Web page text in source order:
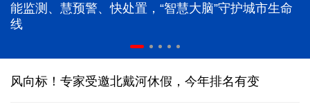
能监测、慧预警、快处置，“智慧大脑”守护城市生命
线
风向标！专家受邀北戴河休假，今年排名有变